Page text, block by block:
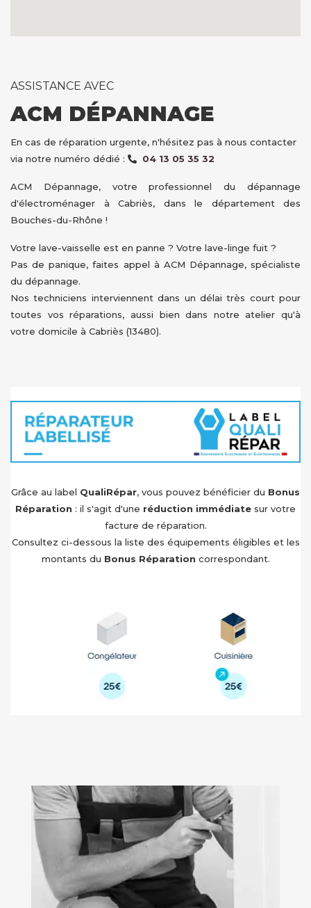
ASSISTANCE AVEC
ACM DÉPANNAGE
En cas de réparation urgente, n'hésitez pas à nous contacter
via notre numéro dédié :
04 13 05 35 32
ACM Dépannage, votre professionnel du dépannage
d'électroménager à Cabriès, dans le département des
Bouches-du-Rhône !
Votre lave-vaisselle est en panne ? Votre lave-linge fuit ?
Pas de panique, faites appel à ACM Dépannage, spécialiste
du dépannage.
Nos techniciens interviennent dans un délai très court pour
toutes vos réparations, aussi bien dans notre atelier qu'à
votre domicile à Cabriès (13480).
Grâce au label QualiRépar, vous pouvez bénéficier du Bonus
Réparation : il s'agit d'une réduction immédiate sur votre
facture de réparation.
Consultez ci-dessous la liste des équipements éligibles et les
montants du Bonus Réparation correspondant.